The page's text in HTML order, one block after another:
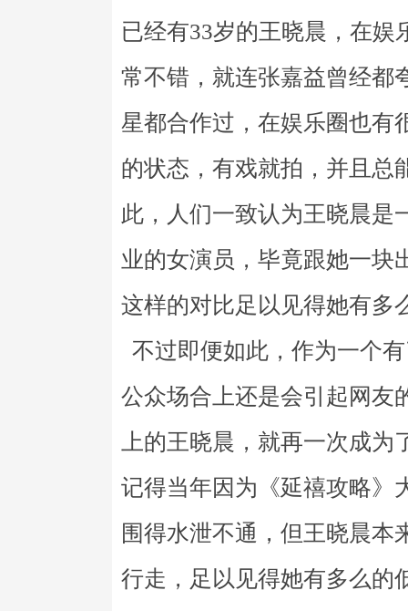
已经有33岁的王晓晨，在娱
常不错，就连张嘉益曾经都
星都合作过，在娱乐圈也有
的状态，有戏就拍，并且总
此，人们一致认为王晓晨是
业的女演员，毕竟跟她一块
这样的对比足以见得她有多
不过即便如此，作为一个
公众场合上还是会引起网友
上的王晓晨，就再一次成
记得当年因为《延禧攻略》
围得水泄不通，但王晓晨本
行走，足以见得她有多么的